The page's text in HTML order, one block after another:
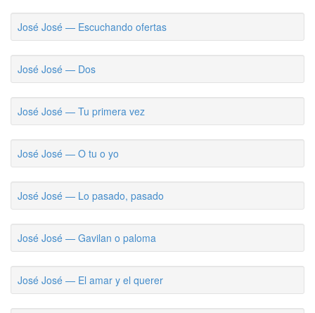
José José — Escuchando ofertas
José José — Dos
José José — Tu primera vez
José José — O tu o yo
José José — Lo pasado, pasado
José José — Gavilan o paloma
José José — El amar y el querer